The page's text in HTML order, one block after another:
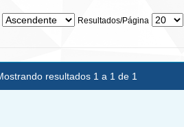
Resultados/Página
resultados 1 a 1 de 1